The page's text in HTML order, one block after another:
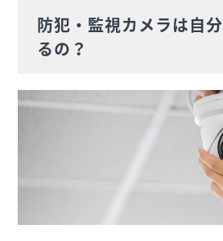
防犯・監視カメラは自
るの？